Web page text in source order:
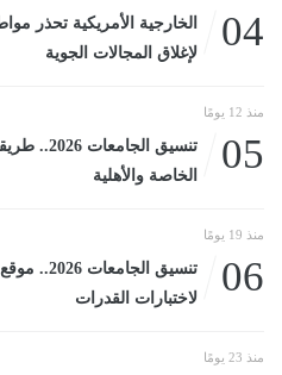
04
الخارجية الأمريكية تحذر
لإغلاق المجالات الجوية
منذ 12 يومًا
05
تنسيق
الخاصة والأهلية
منذ 19 يومًا
06
تنسيق
لاختبارات القدرات
منذ 23 يومًا